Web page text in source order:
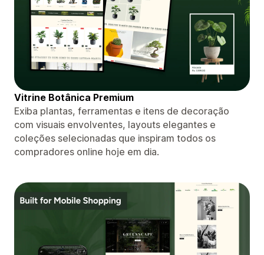
Vitrine Botânica Premium
Exiba plantas, ferramentas e itens de decoração
com visuais envolventes, layouts elegantes e
coleções selecionadas que inspiram todos os
compradores online hoje em dia.